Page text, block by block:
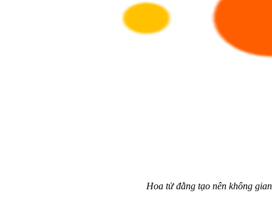
Hoa tử đằng tạo nên không